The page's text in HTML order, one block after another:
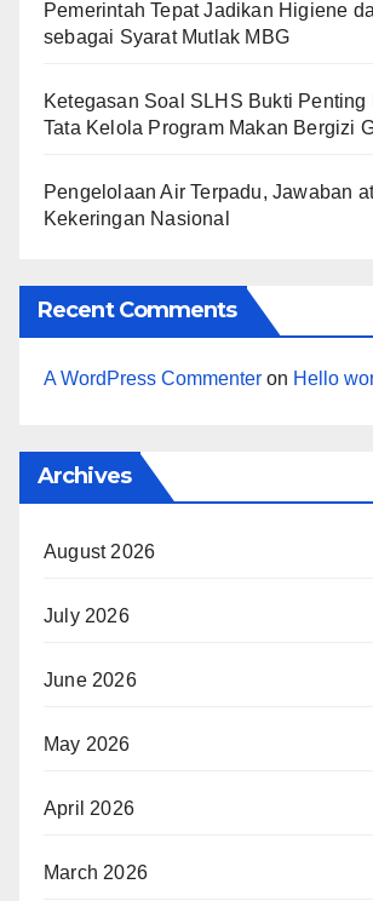
Pemerintah Tepat Jadikan Higiene
sebagai Syarat Mutlak MBG
Ketegasan Soal SLHS Bukti Penting
Tata Kelola Program Makan Bergizi
Pengelolaan Air Terpadu, Jawaban
Kekeringan Nasional
Recent Comments
A WordPress Commenter on Hello
Archives
August 2026
July 2026
June 2026
May 2026
April 2026
March 2026